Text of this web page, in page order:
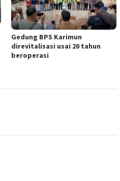
Gedung BPS Karimun
direvitalisasi usai 20 tahun
beroperasi